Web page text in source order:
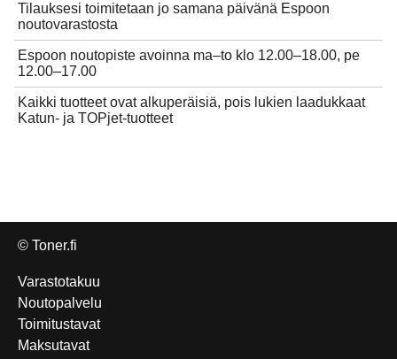
Tilauksesi toimitetaan jo samana päivänä Espoon
noutovarastosta
Espoon noutopiste avoinna ma–to klo 12.00–18.00, pe
12.00–17.00
Kaikki tuotteet ovat alkuperäisiä, pois lukien laadukkaat
Katun- ja TOPjet-tuotteet
© Toner.fi
Varastotakuu
Noutopalvelu
Toimitustavat
Maksutavat